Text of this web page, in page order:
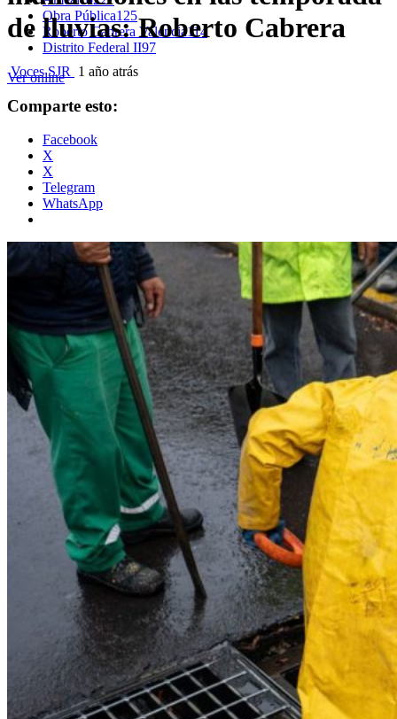
Obra Pública125
Roberto Cabrera Valencia114
Distrito Federal II97
Ver online
de lluvias: Roberto Cabrera
Voces SJR 1 año atrás
Comparte esto:
Facebook
X
X
Telegram
WhatsApp